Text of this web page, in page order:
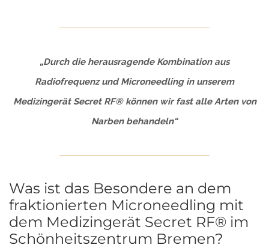
„Durch die herausragende Kombination aus
Radiofrequenz und Microneedling in unserem
Medizingerät Secret RF® können wir fast alle Arten von
Narben behandeln“
Was ist das Besondere an dem
fraktionierten Microneedling mit
dem Medizingerät Secret RF® im
Schönheitszentrum Bremen?